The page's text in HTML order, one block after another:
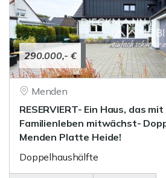
290.000,- €
Menden
RESERVIERT- Ein Haus, das
Familienleben mitwächst-
Menden Platte Heide!
Doppelhaushälfte